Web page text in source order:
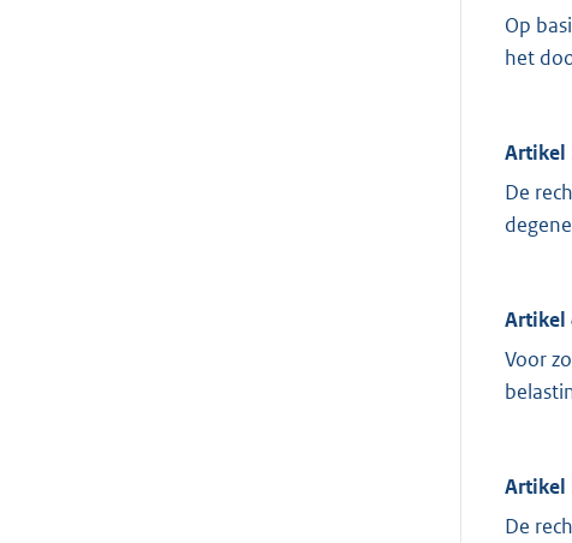
Op
het
Artikel
De
Artikel
Voor
Artikel
De